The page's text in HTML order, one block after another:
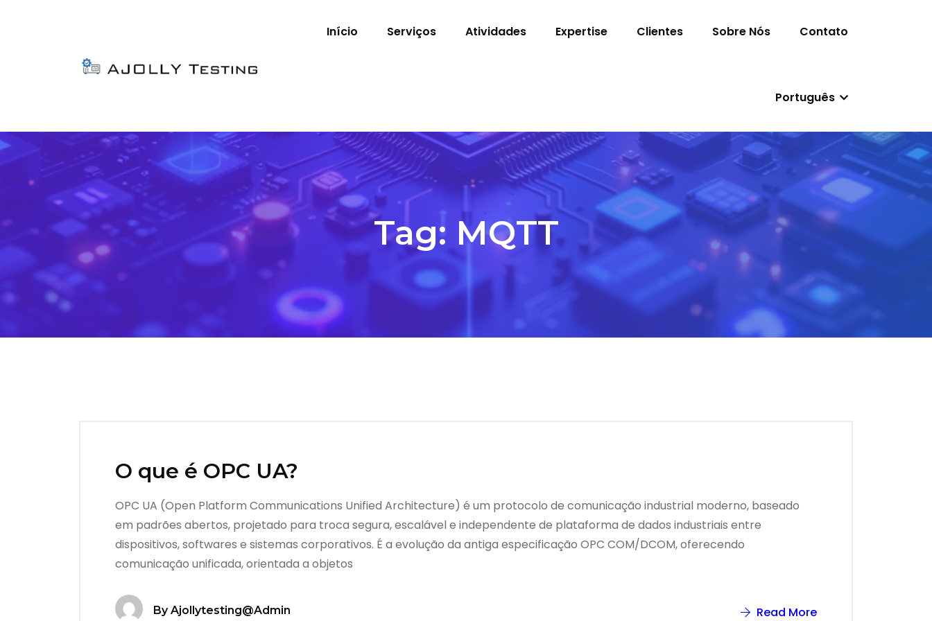
Início Serviços Atividades Expertise Clientes Sobre Nós Contato
Português
Tag: MQTT
O que é OPC UA?
OPC UA (Open Platform Communications Unified Architecture) é um protocolo de comunicação industrial moderno, baseado
em padrões abertos, projetado para troca segura, escalável e independente de plataforma de dados industriais entre
dispositivos, softwares e sistemas corporativos. É a evolução da antiga especificação OPC COM/DCOM, oferecendo
comunicação unificada, orientada a objetos
ByAjollytesting@admin Read More